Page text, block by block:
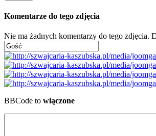
Komentarze do tego zdjęcia
Nie ma żadnych komentarzy do tego zdjęcia.
BBCode to włączone